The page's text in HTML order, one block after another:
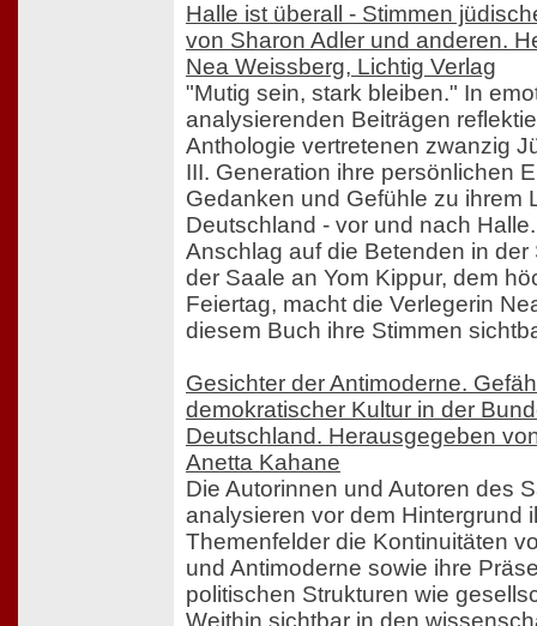
Halle ist überall - Stimmen
von Sharon Adler und anderen.
Nea Weissberg, Lichtig Verlag
"Mutig sein, stark bleiben." In
analysierenden Beiträgen
Anthologie vertretenen zwanzig
III. Generation ihre persönlichen
Gedanken und Gefühle zu ihrem
Deutschland - vor und nach
Anschlag auf die Betenden in
der Saale an Yom Kippur, dem
Feiertag, macht die Verlegerin
diesem Buch ihre Stimmen
Gesichter der Antimoderne.
demokratischer Kultur in der
Deutschland. Herausgegeben
Anetta Kahane
Die Autorinnen und Autoren des
analysieren vor dem Hintergrund
Themenfelder die Kontinuitäten
und Antimoderne sowie ihre
politischen Strukturen wie